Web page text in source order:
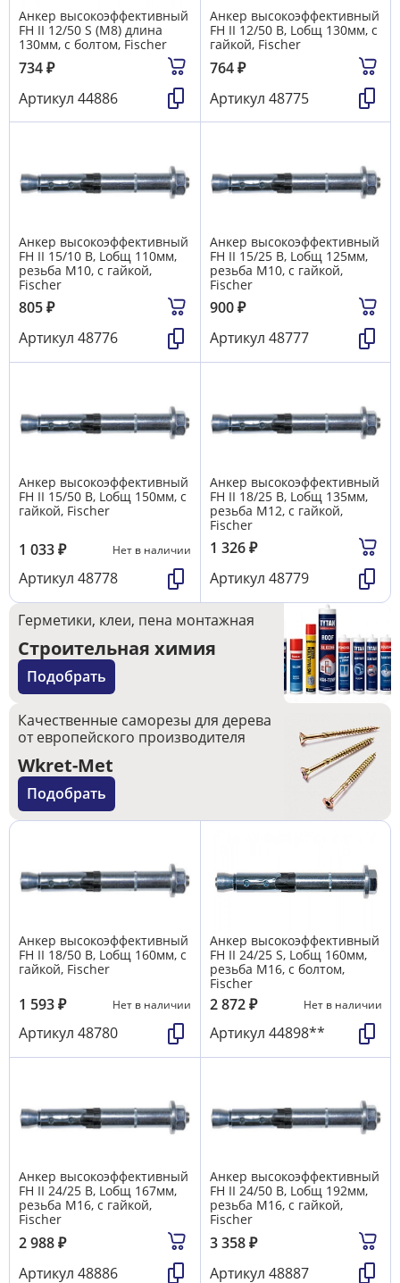
Анкер высокоэффективный
FH II 12/50 S (М8) длина
130мм, с болтом, Fischer
734₽
Артикул 44886
Анкер высокоэффективный
FH II 12/50 В, Lобщ 130мм, с
гайкой, Fischer
764₽
Артикул 48775
Анкер высокоэффективный
FH II 15/10 В, Lобщ 110мм,
резьба М10, с гайкой,
Fischer
805₽
Артикул 48776
Анкер высокоэффективный
FH II 15/25 В, Lобщ 125мм,
резьба М10, с гайкой,
Fischer
900₽
Артикул 48777
Анкер высокоэффективный
FH II 15/50 В, Lобщ 150мм, с
гайкой, Fischer
1 033₽ Нет в наличии
Артикул 48778
Анкер высокоэффективный
FH II 18/25 В, Lобщ 135мм,
резьба М12, с гайкой,
Fischer
1 326₽
Артикул 48779
Герметики, клеи, пена монтажная
Строительная химия
Подобрать
Качественные саморезы для дерева
от европейского производителя
Wkret-Met
Подобрать
Анкер высокоэффективный
FH II 18/50 В, Lобщ 160мм, с
гайкой, Fischer
1 593₽ Нет в наличии
Артикул 48780
Анкер высокоэффективный
FH II 24/25 S, Lобщ 160мм,
резьба М16, с болтом,
Fischer
2 872₽ Нет в наличии
Артикул 44898**
Анкер высокоэффективный
FH II 24/25 В, Lобщ 167мм,
резьба М16, с гайкой,
Fischer
2 988₽
Артикул 48886
Анкер высокоэффективный
FH II 24/50 В, Lобщ 192мм,
резьба М16, с гайкой,
Fischer
3 358₽
Артикул 48887